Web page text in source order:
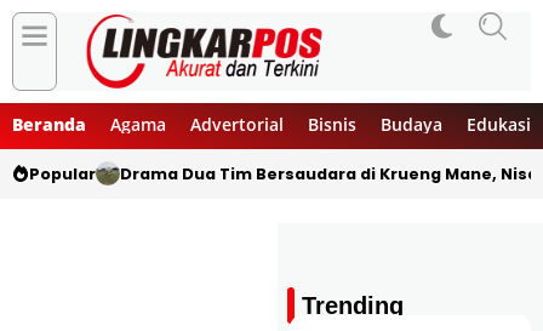
Beranda Agama Advertorial Bisnis Budaya Edukasi
Popular Drama Dua Tim Bersaudara di Krueng Mane,
Trending